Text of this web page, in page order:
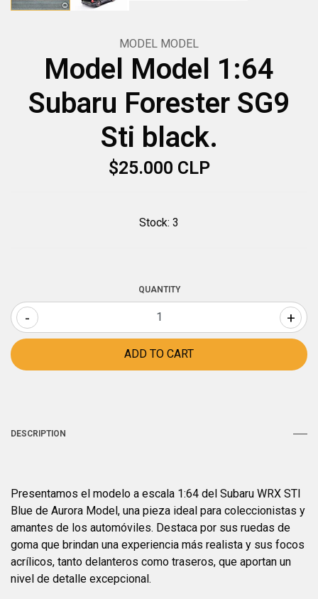
MODEL MODEL
Model Model 1:64
Subaru Forester SG9
Sti black.
$25.000 CLP
Stock: 3
QUANTITY
- +
DESCRIPTION
Presentamos el modelo a escala 1:64 del Subaru WRX STI
Blue de Aurora Model, una pieza ideal para coleccionistas y
amantes de los automóviles. Destaca por sus ruedas de
goma que brindan una experiencia más realista y sus focos
acrílicos, tanto delanteros como traseros, que aportan un
nivel de detalle excepcional.